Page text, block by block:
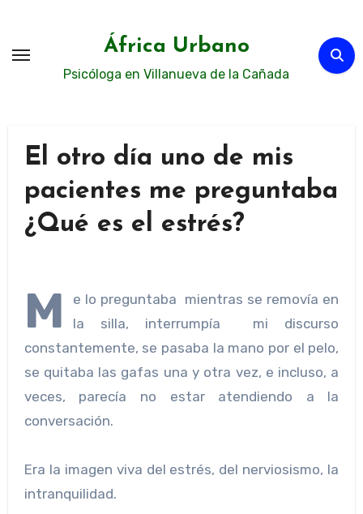
contenido
África Urbano
Psicóloga en Villanueva de la Cañada
El otro día uno de mis
pacientes me preguntaba
¿Qué es el estrés?
M
e lo preguntaba mientras se removía en
la silla, interrumpía mi discurso
constantemente, se pasaba la mano por el pelo,
se quitaba las gafas una y otra vez, e incluso, a
veces, parecía no estar atendiendo a la
conversación.
Era la imagen viva del estrés, del nerviosismo, la
intranquilidad.